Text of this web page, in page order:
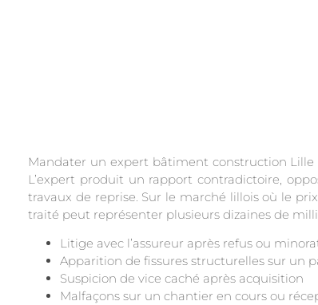
Mandater un expert bâtiment construction
L’expert produit un rapport contradictoire,
travaux de reprise. Sur le marché lillois où le
traité peut représenter plusieurs dizaines de
Litige avec l’assureur après refus ou
Apparition de fissures structurelles sur un
Suspicion de vice caché après acquisition
Malfaçons sur un chantier en cours ou